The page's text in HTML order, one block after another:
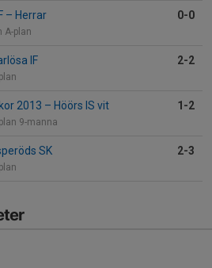
– Herrar
A-plan
0-0
IF 2-2
2013 – Höörs IS vit
9-manna
1-2
SK 2-3